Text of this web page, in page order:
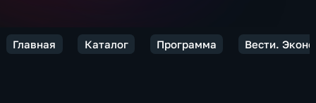
Главная Каталог Программа Вести.